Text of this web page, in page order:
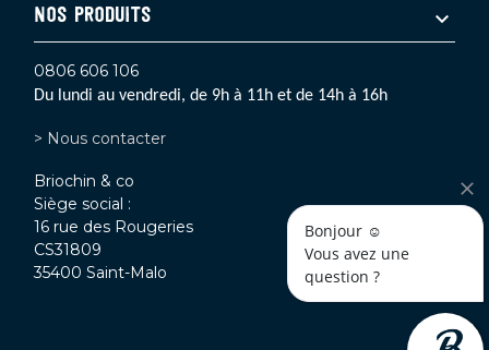
NOS PRODUITS
0806 606 106
Du lundi au vendredi, de 9h à 11h et de 14h à 16h
> Nous contacter
Briochin & co
Siège social :
16 rue des Rougeries
CS31809
35400 Saint-Malo
Bonjour ☺️
Vous avez une
question ?